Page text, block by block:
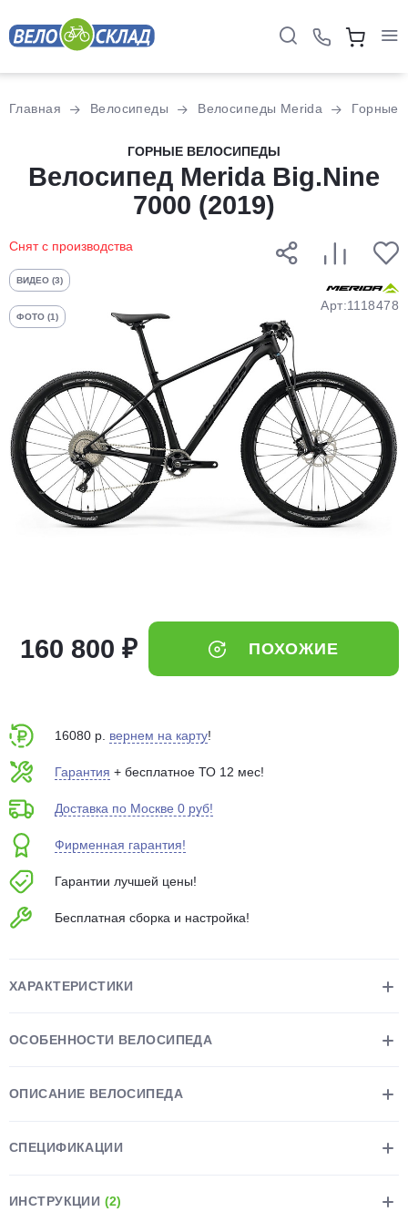
Главная Велосипеды Велосипеды Merida Горные
ГОРНЫЕ ВЕЛОСИПЕДЫ
Велосипед Merida Big.Nine
7000 (2019)
Снят с производства
ВИДЕО (3)
ФОТО (1)
Арт:1118478
160 800 ₽ ПОХОЖИЕ
16080 р. вернем на карту!
Гарантия + бесплатное ТО 12 мес!
Доставка по Москве 0 руб!
Фирменная гарантия!
Гарантии лучшей цены!
Бесплатная сборка и настройка!
ХАРАКТЕРИСТИКИ
ОСОБЕННОСТИ ВЕЛОСИПЕДА
ОПИСАНИЕ ВЕЛОСИПЕДА
СПЕЦИФИКАЦИИ
ИНСТРУКЦИИ (2)
Разбейте
оплатуна части
без переплат
График платежей
Добавляйте товары
в корзину
Оплачивайте сегодня только
выбранный способом
75% будут
Подробнее
Остались вопросы?